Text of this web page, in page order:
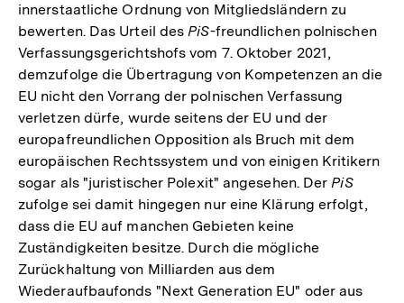
innerstaatliche Ordnung von Mitgliedsländern zu
bewerten. Das Urteil desPiS-freundlichen polnischen
Verfassungsgerichtshofs vom 7. Oktober 2021,
demzufolge die Übertragung von Kompetenzen an die
EU nicht den Vorrang der polnischen Verfassung
verletzen dürfe, wurde seitens der EU und der
europafreundlichen Opposition als Bruch mit dem
europäischen Rechtssystem und von einigen Kritikern
sogar als "juristischer Polexit" angesehen. DerPiS
zufolge sei damit hingegen nur eine Klärung erfolgt,
dass die EU auf manchen Gebieten keine
Zuständigkeiten besitze. Durch die mögliche
Zurückhaltung von Milliarden aus dem
Wiederaufbaufonds "Next Generation EU" oder aus